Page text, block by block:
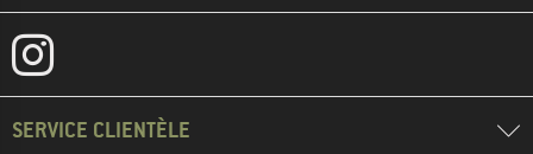
SERVICE CLIENTÈLE